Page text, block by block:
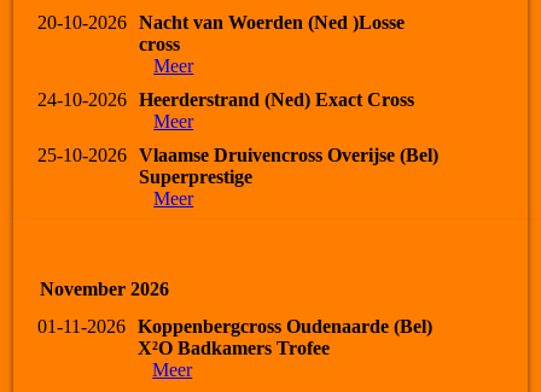
20-10-2026
Nacht van Woerden (Ned )Losse
cross
Meer
24-10-2026
Heerderstrand (Ned) Exact Cross
Meer
25-10-2026
Vlaamse Druivencross Overijse (Bel)
Superprestige
Meer
November 2026
01-11-2026
Koppenbergcross Oudenaarde (Bel)
X²O Badkamers Trofee
Meer